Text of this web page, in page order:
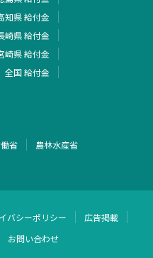
知県 給付金
崎県 給付金
崎県 給付金
全国 給付金
省 農林水産省
バシーポリシー
広告掲載
お問い合わせ